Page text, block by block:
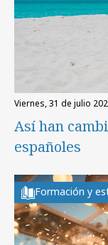
viernes, 31 de julio
Así han
españoles
Formación y